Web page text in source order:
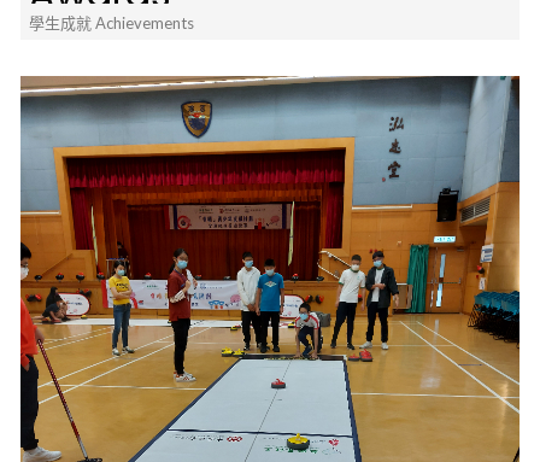
學生成就 Achievements